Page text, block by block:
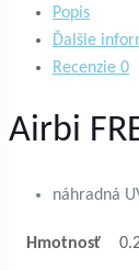
Popis
Ďalšie
Recenzie 0
Airbi
náhradná
Hmotnosť